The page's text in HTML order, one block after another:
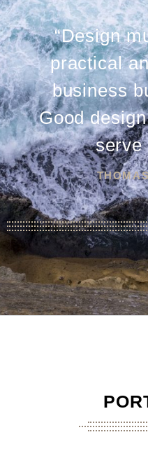
“Design
practical
business
Good
serve